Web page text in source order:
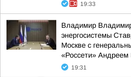
19:33
Владимир
энергосистемы
Москве с
«Россети»
19:31